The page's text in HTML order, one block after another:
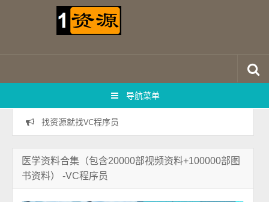
导航菜单
找资源就找VC程序员
医学资料合集（包含20000部视频资料+100000部图
书资料） -VC程序员